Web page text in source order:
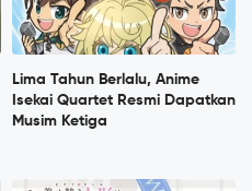
Lima Tahun Berlalu, Anime
Isekai Quartet Resmi Dapatkan
Musim Ketiga